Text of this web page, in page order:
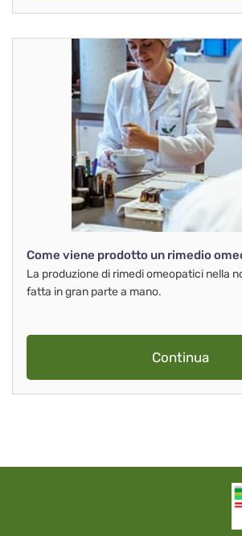
Come viene prodotto un rimedio
La produzione di rimedi omeopatici nella
fatta in gran parte a mano.
Continua